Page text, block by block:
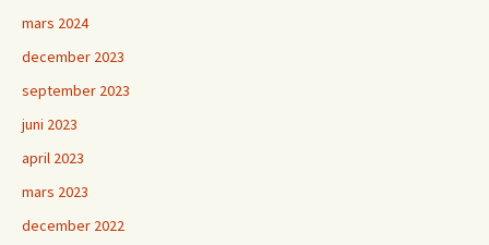
mars 2024
december 2023
september 2023
juni 2023
april 2023
mars 2023
december 2022